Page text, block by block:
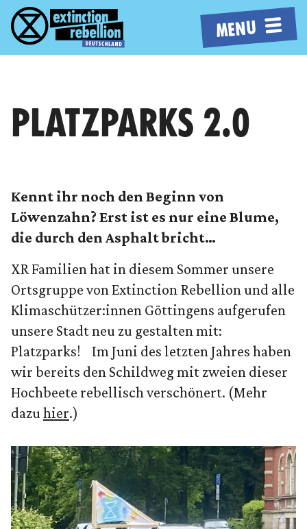
MENU
PLATZPARKS 2.0
Kennt ihr noch den Beginn von
Löwenzahn? Erst ist es nur eine Blume,
die durch den Asphalt bricht…
XR Familien hat in diesem Sommer unsere
Ortsgruppe von Extinction Rebellion und alle
Klimaschützer:innen Göttingens aufgerufen
unsere Stadt neu zu gestalten mit:
Platzparks! Im Juni des letzten Jahres haben
wir bereits den Schildweg mit zweien dieser
Hochbeete rebellisch verschönert. (Mehr
dazu hier.)